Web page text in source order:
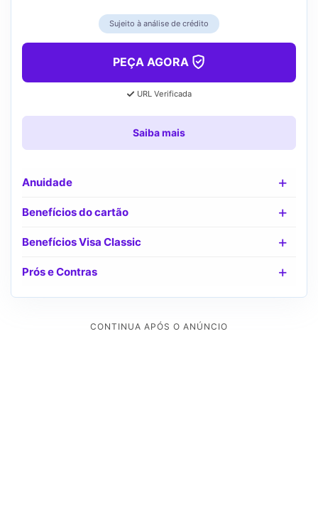
Sujeito à análise de crédito
PEÇA AGORA
URL Verificada
Saiba mais
Anuidade
Benefícios do cartão
Benefícios Visa Classic
Prós e Contras